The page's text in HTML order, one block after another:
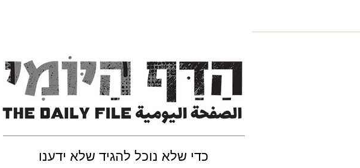
כדי שלא נוכל להגיד שלא ידענו